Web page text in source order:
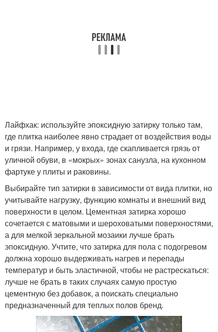
Лайфхак: используйте эпоксидную затирку только там,
где плитка наиболее явно страдает от воздействия воды
и грязи. Например, у входа, где скапливается грязь от
уличной обуви, в «мокрых» зонах санузла, на кухонном
фартуке у плиты и раковины.
Выбирайте тип затирки в зависимости от вида плитки, но
учитывайте нагрузку, функцию комнаты и внешний вид
поверхности в целом. Цементная затирка хорошо
сочетается с матовыми и шероховатыми поверхностями,
а для мелкой зеркальной мозаики лучше брать
эпоксидную. Учтите, что затирка для пола с подогревом
должна хорошо выдерживать нагрев и перепады
температур и быть эластичной, чтобы не растрескаться:
лучше не брать в таких случаях самую простую
цементную без добавок, а поискать специально
предназначенный для теплых полов бренд.